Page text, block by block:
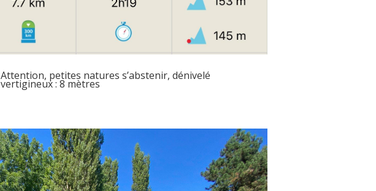
Attention, petites natures s’abstenir, dénivelé
vertigineux : 8 mètres